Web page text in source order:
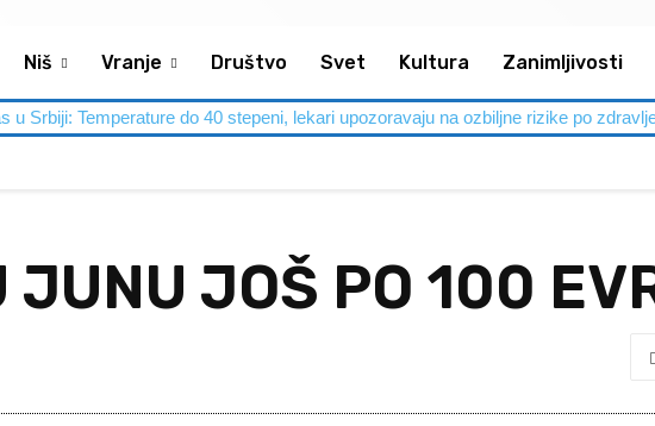
Niš Vranje Društvo Svet Kultura Zanimljivosti
u Srbiji: Temperature do 40 stepeni, lekari upozoravaju na ozbiljne rizike po
JUNU JOŠ PO 100